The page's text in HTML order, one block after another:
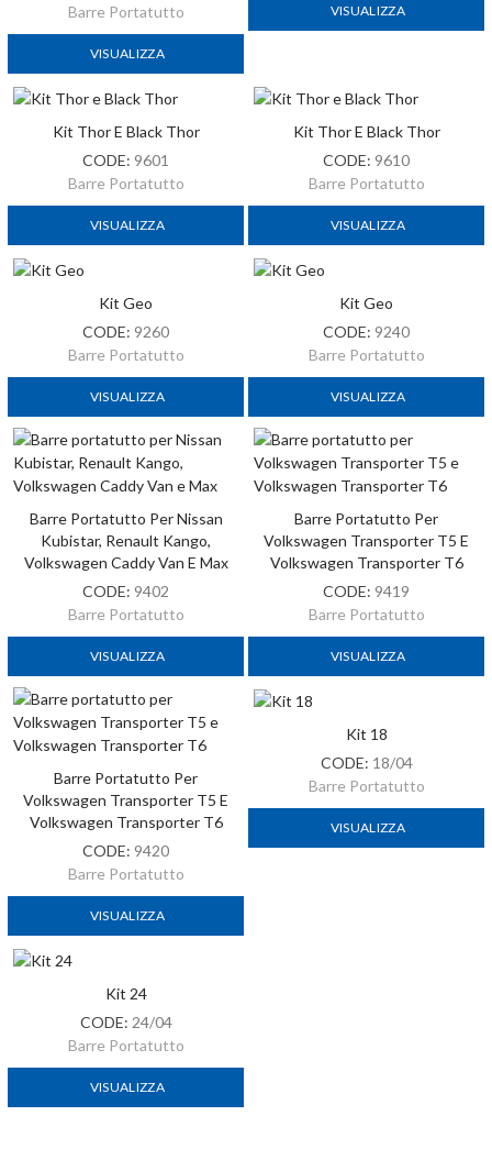
Barre Portatutto
VISUALIZZA
VISUALIZZA
Kit Thor E Black Thor
CODE: 9601
Barre Portatutto
VISUALIZZA
Kit Thor E Black Thor
CODE: 9610
Barre Portatutto
VISUALIZZA
Kit Geo
CODE: 9260
Barre Portatutto
VISUALIZZA
Kit Geo
CODE: 9240
Barre Portatutto
VISUALIZZA
Barre Portatutto Per Nissan
Kubistar, Renault Kango,
Volkswagen Caddy Van E Max
CODE: 9402
Barre Portatutto
VISUALIZZA
Barre Portatutto Per
Volkswagen Transporter T5 E
Volkswagen Transporter T6
CODE: 9419
Barre Portatutto
VISUALIZZA
Barre Portatutto Per
Volkswagen Transporter T5 E
Volkswagen Transporter T6
CODE: 9420
Barre Portatutto
VISUALIZZA
Kit 18
CODE: 18/04
Barre Portatutto
VISUALIZZA
Kit 24
CODE: 24/04
Barre Portatutto
VISUALIZZA